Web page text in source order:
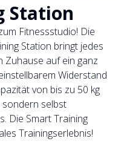
Station
Fitnessstudio! Die
Station bringt jedes
Zuhause auf ein ganz
Widerstand
von bis zu 50 kg
selbst
Die Smart Training
Trainingserlebnis!